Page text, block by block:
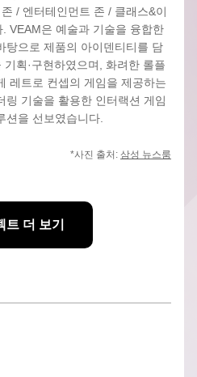
/ 엔터테인먼트 존 / 클래스&이
VEAM은 예술과 기술을 융합한
탕으로 제품의 아이덴티티를 담
획·구현하였으며, 화려한 롤플
레트로 컨셉의 게임을 제공하는
링 기술을 활용한 인터랙션 게임
션을 선보였습니다.
*사진 출처: 삼성 뉴스룸
트 더 보기